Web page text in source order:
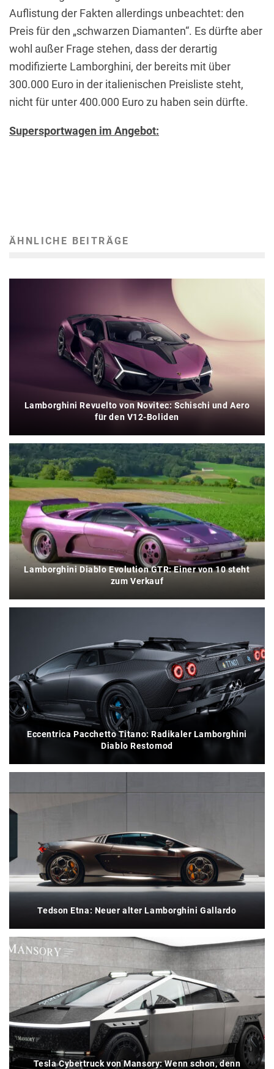
Auflistung der Fakten allerdings unbeachtet: den
Preis für den „schwarzen Diamanten“. Es dürfte aber
wohl außer Frage stehen, dass der derartig
modifizierte Lamborghini, der bereits mit über
300.000 Euro in der italienischen Preisliste steht,
nicht für unter 400.000 Euro zu haben sein dürfte.
Supersportwagen im Angebot:
ÄHNLICHE BEITRÄGE
Lamborghini Revuelto von Novitec: Schischi und Aero
für den V12-Boliden
Lamborghini Diablo Evolution GTR: Einer von 10 steht
zum Verkauf
Eccentrica Pacchetto Titano: Radikaler Lamborghini
Diablo Restomod
Tedson Etna: Neuer alter Lamborghini Gallardo
Tesla Cybertruck von Mansory: Wenn schon, denn